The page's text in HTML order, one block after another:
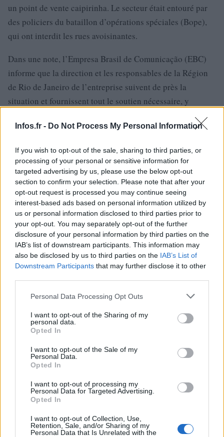
Infos.fr - Do Not Process My Personal Information
If you wish to opt-out of the sale, sharing to third parties, or
processing of your personal or sensitive information for
targeted advertising by us, please use the below opt-out
section to confirm your selection. Please note that after your
opt-out request is processed you may continue seeing
interest-based ads based on personal information utilized by
us or personal information disclosed to third parties prior to
your opt-out. You may separately opt-out of the further
disclosure of your personal information by third parties on the
IAB’s list of downstream participants. This information may
also be disclosed by us to third parties on the IAB’s List of
Downstream Participants that may further disclose it to other
Please note that this website/app uses one or more Google
not limited to your visit or usage behaviour. You may click to
grant or deny consent to Google and its third-party tags to
use your data for below specified purposes in below Google
consent section.
Personal Data Processing Opt Outs
I want to opt-out of the Sharing of my
personal data.
Opted In
I want to opt-out of the Sale of my
Personal Data.
Opted In
I want to opt-out of processing my
Personal Data for Targeted Advertising.
Opted In
I want to opt-out of Collection, Use,
Retention, Sale, and/or Sharing of my
Personal Data that Is Unrelated with the
un point de vente caipirinha. Le secteur était entouré par
des policiers du bataillon d’opérations spéciales (Bope),
qui ont interdit les rues avoisinantes.
Dans une note, l’Empresa Brasil de Comunicação (EBC)
informe que la direction et les responsables de la Région
de Rio de Janeiro de l’entreprise suivent de près la
situation et fournissent tout le soutien nécessaire, y
AUTEUR
Michel Delarue